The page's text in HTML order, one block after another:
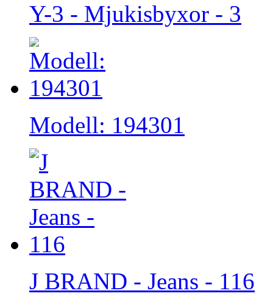
Y-3 - Mjukisbyxor - 3
Modell: 194301
J BRAND - Jeans - 116